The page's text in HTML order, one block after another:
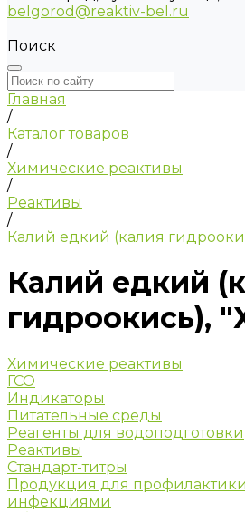
belgorod@reaktiv-bel.ru
Поиск
Главная
/
Каталог товаров
/
Химические реактивы
/
Реактивы
/
Калий едкий (калия
Калий едкий
гидроокись),
Химические реактивы
ГСО
Индикаторы
Питательные среды
Реагенты для водоподготовки
Реактивы
Стандарт-титры
Продукция для
инфекциями